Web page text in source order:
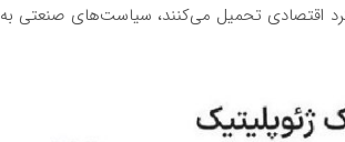
اقتصادی تحمیل می‌کنند، سیاست‌های صنعتی به